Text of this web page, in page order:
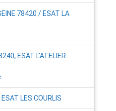
78420 / ESAT LA
ESAT L'ATELIER
LES COURLIS